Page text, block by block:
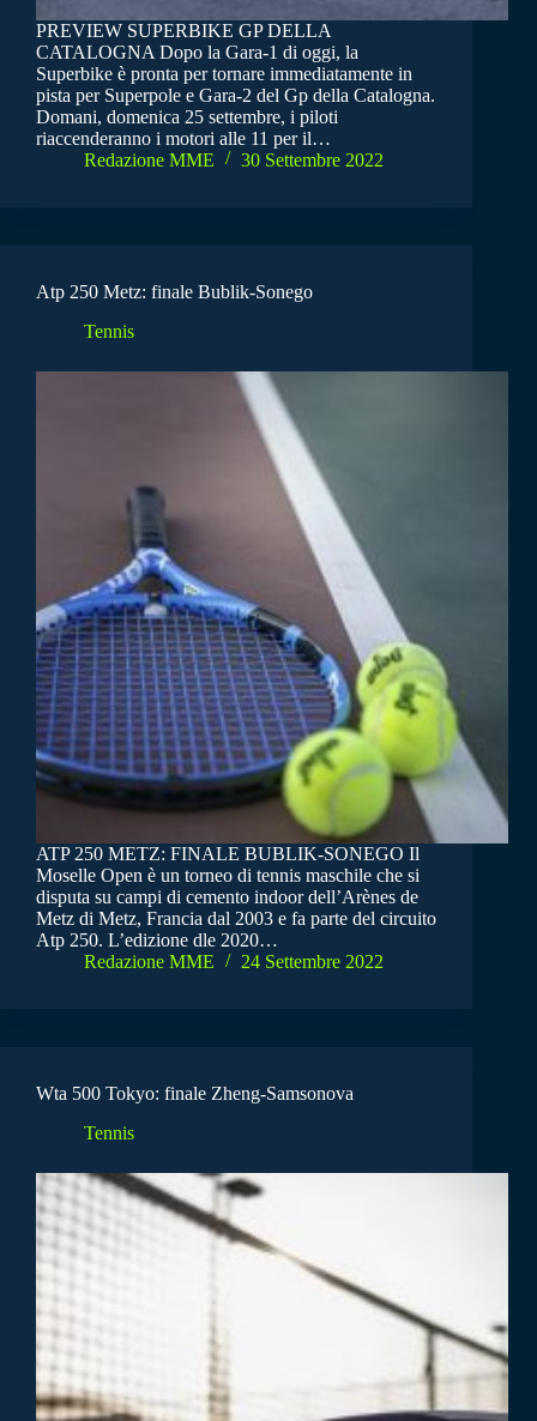
PREVIEW SUPERBIKE GP DELLA
CATALOGNA Dopo la Gara-1 di oggi, la
Superbike è pronta per tornare immediatamente in
pista per Superpole e Gara-2 del Gp della Catalogna.
Domani, domenica 25 settembre, i piloti
riaccenderanno i motori alle 11 per il…
Redazione MME
30 Settembre 2022
Atp 250 Metz: finale Bublik-Sonego
Tennis
ATP 250 METZ: FINALE BUBLIK-SONEGO Il
Moselle Open è un torneo di tennis maschile che si
disputa su campi di cemento indoor dell’Arènes de
Metz di Metz, Francia dal 2003 e fa parte del circuito
Atp 250. L’edizione dle 2020…
Redazione MME
24 Settembre 2022
Wta 500 Tokyo: finale Zheng-Samsonova
Tennis